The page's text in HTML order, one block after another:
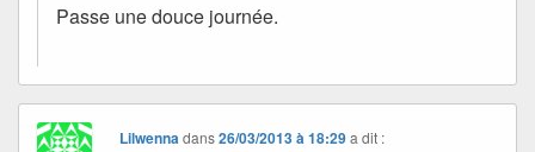
Passe une douce journée.
Lilwennadans26/03/2013 à 18:29 a dit :